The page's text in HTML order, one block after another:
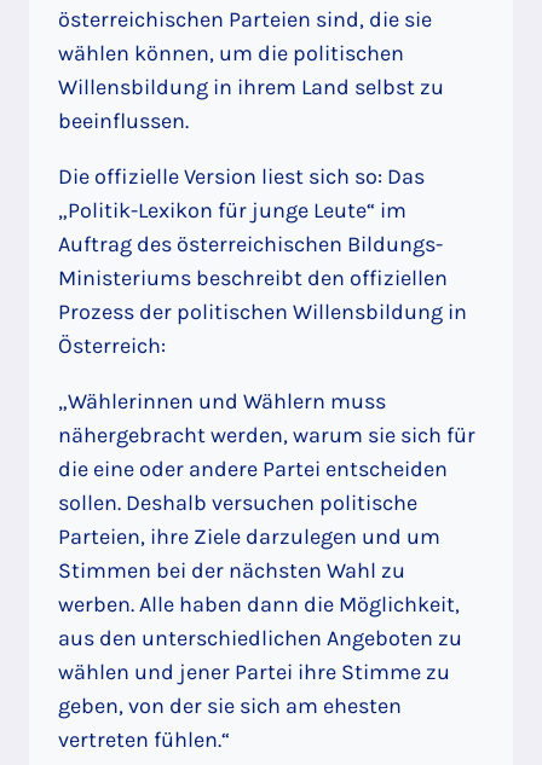
österreichischen Parteien sind, die sie
wählen können, um die politischen
Willensbildung in ihrem Land selbst zu
beeinflussen.
Die offizielle Version liest sich so: Das
„Politik-Lexikon für junge Leute“ im
Auftrag des österreichischen Bildungs-
Ministeriums beschreibt den offiziellen
Prozess der politischen Willensbildung in
Österreich:
„Wählerinnen und Wählern muss
nähergebracht werden, warum sie sich für
die eine oder andere Partei entscheiden
sollen. Deshalb versuchen politische
Parteien, ihre Ziele darzulegen und um
Stimmen bei der nächsten Wahl zu
werben. Alle haben dann die Möglichkeit,
aus den unterschiedlichen Angeboten zu
wählen und jener Partei ihre Stimme zu
geben, von der sie sich am ehesten
vertreten fühlen.“